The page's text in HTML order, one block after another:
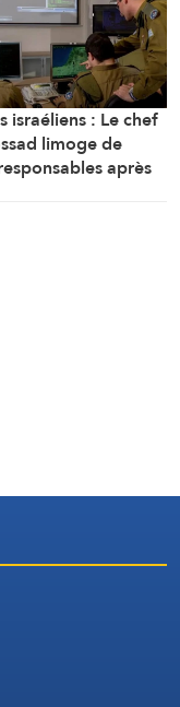
israéliens : Le chef
limoge de
après